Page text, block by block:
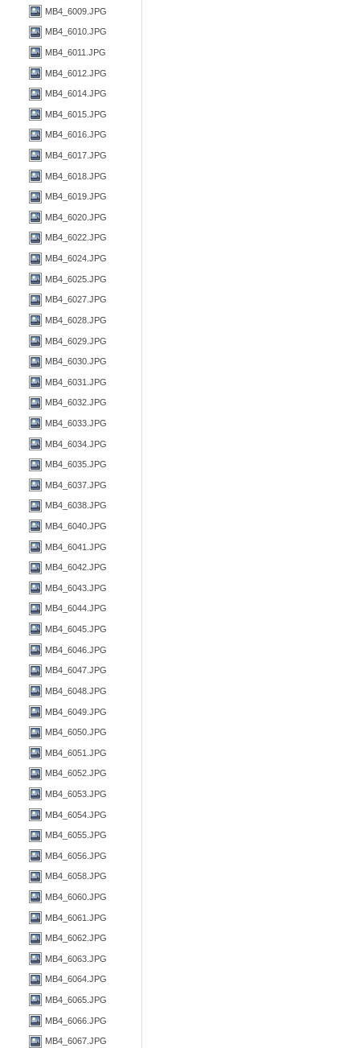
MB4_6009.JPG
MB4_6010.JPG
MB4_6011.JPG
MB4_6012.JPG
MB4_6014.JPG
MB4_6015.JPG
MB4_6016.JPG
MB4_6017.JPG
MB4_6018.JPG
MB4_6019.JPG
MB4_6020.JPG
MB4_6022.JPG
MB4_6024.JPG
MB4_6025.JPG
MB4_6027.JPG
MB4_6028.JPG
MB4_6029.JPG
MB4_6030.JPG
MB4_6031.JPG
MB4_6032.JPG
MB4_6033.JPG
MB4_6034.JPG
MB4_6035.JPG
MB4_6037.JPG
MB4_6038.JPG
MB4_6040.JPG
MB4_6041.JPG
MB4_6042.JPG
MB4_6043.JPG
MB4_6044.JPG
MB4_6045.JPG
MB4_6046.JPG
MB4_6047.JPG
MB4_6048.JPG
MB4_6049.JPG
MB4_6050.JPG
MB4_6051.JPG
MB4_6052.JPG
MB4_6053.JPG
MB4_6054.JPG
MB4_6055.JPG
MB4_6056.JPG
MB4_6058.JPG
MB4_6060.JPG
MB4_6061.JPG
MB4_6062.JPG
MB4_6063.JPG
MB4_6064.JPG
MB4_6065.JPG
MB4_6066.JPG
MB4_6067.JPG